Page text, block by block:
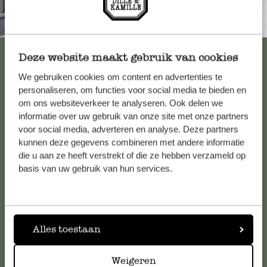
Deze website maakt gebruik van cookies
We gebruiken cookies om content en advertenties te
personaliseren, om functies voor social media te bieden en
om ons websiteverkeer te analyseren. Ook delen we
informatie over uw gebruik van onze site met onze partners
voor social media, adverteren en analyse. Deze partners
kunnen deze gegevens combineren met andere informatie
die u aan ze heeft verstrekt of die ze hebben verzameld op
basis van uw gebruik van hun services.
Alles toestaan
Weigeren
Immer in der Nähe
Kundenservice/Hilfe
Falls Sie Fragen haben oder Tipps und Hilfe brauchen, wenden
Sie sich bitte an unseren Kundenservice. Oder lesen Sie hier
Online-Kundenservice